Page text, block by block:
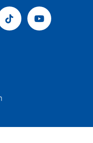
Tiktok Youtube